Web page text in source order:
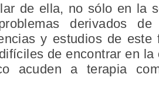
de ella, no sólo en la
derivados de
y estudios de este
de encontrar en
acuden a terapia